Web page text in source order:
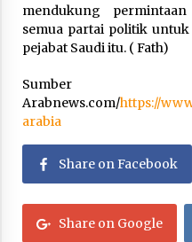
mendukung
semua partai politik untuk
pejabat Saudi itu. ( Fath)
Arabnews.com/https://
arabia
Share on Facebook
Share on Google